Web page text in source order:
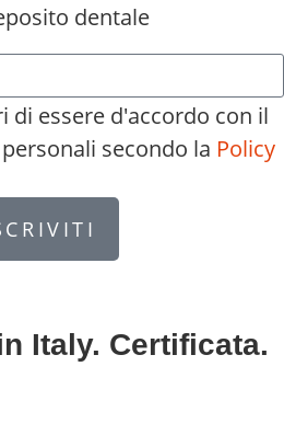
dentale
di essere d'accordo con il
secondo la Policy
Italy. Certificata.